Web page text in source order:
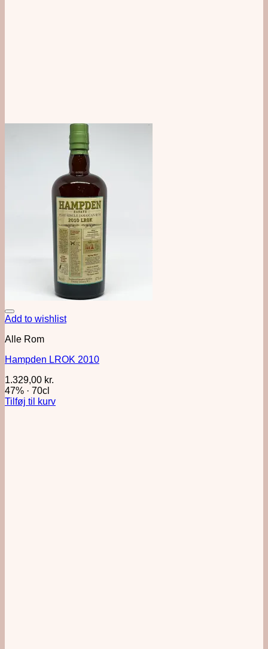
Add to wishlist
Alle Rom
Hampden LROK 2010
1.329,00 kr.
47% · 70cl
Tilføj til kurv